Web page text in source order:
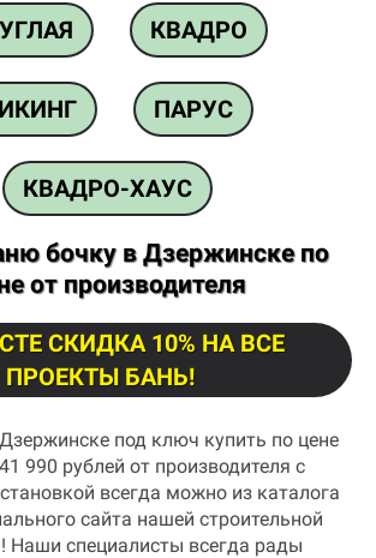
КВАДРО
ПАРУС
КВАДРО-ХАУС
бочку в Дзержинске по
от производителя
СКИДКА 10% НА ВСЕ
ПРОЕКТЫ БАНЬ!
под ключ купить по цене
990 рублей от производителя с
всегда можно из каталога
сайта нашей строительной
Наши специалисты всегда рады